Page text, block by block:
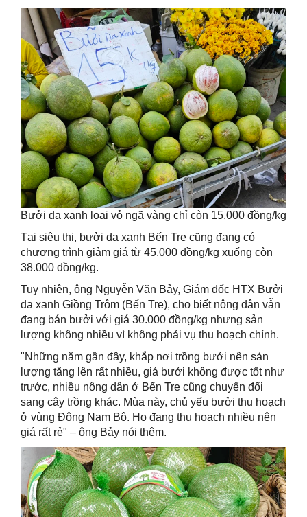
Bưởi da xanh loại vỏ ngã vàng chỉ còn 15.000 đồng/kg
Tại siêu thị, bưởi da xanh Bến Tre cũng đang có
chương trình giảm giá từ 45.000 đồng/kg xuống còn
38.000 đồng/kg.
Tuy nhiên, ông Nguyễn Văn Bảy, Giám đốc HTX Bưởi
da xanh Giồng Trôm (Bến Tre), cho biết nông dân vẫn
đang bán bưởi với giá 30.000 đồng/kg nhưng sản
lượng không nhiều vì không phải vụ thu hoạch chính.
"Những năm gần đây, khắp nơi trồng bưởi nên sản
lượng tăng lên rất nhiều, giá bưởi không được tốt như
trước, nhiều nông dân ở Bến Tre cũng chuyển đổi
sang cây trồng khác. Mùa này, chủ yếu bưởi thu hoạch
ở vùng Đông Nam Bộ. Họ đang thu hoạch nhiều nên
giá rất rẻ" – ông Bảy nói thêm.